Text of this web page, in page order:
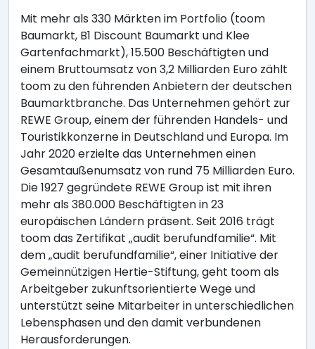
Mit mehr als 330 Märkten im Portfolio (toom
Baumarkt, B1 Discount Baumarkt und Klee
Gartenfachmarkt), 15.500 Beschäftigten und
einem Bruttoumsatz von 3,2 Milliarden Euro zählt
toom zu den führenden Anbietern der deutschen
Baumarktbranche. Das Unternehmen gehört zur
REWE Group, einem der führenden Handels- und
Touristikkonzerne in Deutschland und Europa. Im
Jahr 2020 erzielte das Unternehmen einen
Gesamtaußenumsatz von rund 75 Milliarden Euro.
Die 1927 gegründete REWE Group ist mit ihren
mehr als 380.000 Beschäftigten in 23
europäischen Ländern präsent. Seit 2016 trägt
toom das Zertifikat „audit berufundfamilie“. Mit
dem „audit berufundfamilie“, einer Initiative der
Gemeinnützigen Hertie-Stiftung, geht toom als
Arbeitgeber zukunftsorientierte Wege und
unterstützt seine Mitarbeiter in unterschiedlichen
Lebensphasen und den damit verbundenen
Herausforderungen.